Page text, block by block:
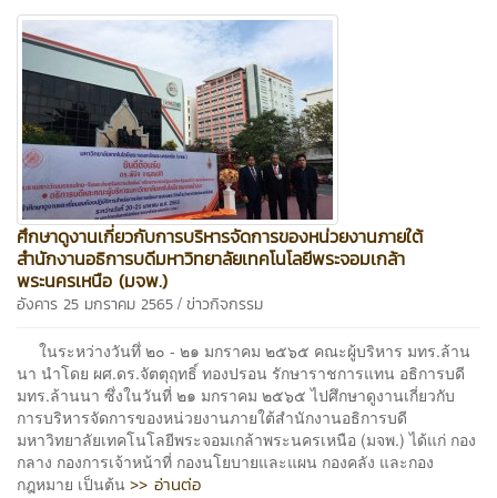
ศึกษาดูงานเกี่ยวกับการบริหารจัดการของหน่วยงานภายใต้
สำนักงานอธิการบดีมหาวิทยาลัยเทคโนโลยีพระจอมเกล้า
พระนครเหนือ (มจพ.)
อังคาร 25 มกราคม 2565 / ข่าวกิจกรรม
ในระหว่างวันทึ่ ๒๐ - ๒๑ มกราคม ๒๕๖๕ คณะผู้บริหาร มทร.ล้าน
นา นำโดย ผศ.ดร.จัตตุฤทธิ์ ทองปรอน รักษาราชการแทน อธิการบดี
มทร.ล้านนา ซึ่งในวันที่ ๒๑ มกราคม ๒๕๖๕ ไปศึกษาดูงานเกี่ยวกับ
การบริหารจัดการของหน่วยงานภายใต้สำนักงานอธิการบดี
มหาวิทยาลัยเทคโนโลยีพระจอมเกล้าพระนครเหนือ (มจพ.) ได้แก่ กอง
กลาง กองการเจ้าหน้าที่ กองนโยบายและแผน กองคลัง และกอง
กฎหมาย เป็นต้น >> อ่านต่อ